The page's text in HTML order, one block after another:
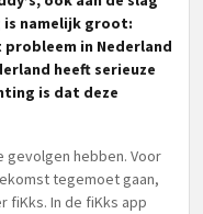
is namelijk groot:
in Nederland
heeft serieuze
is dat deze
gevolgen hebben. Voor
tegemoet gaan,
fiKks. In de fiKks app